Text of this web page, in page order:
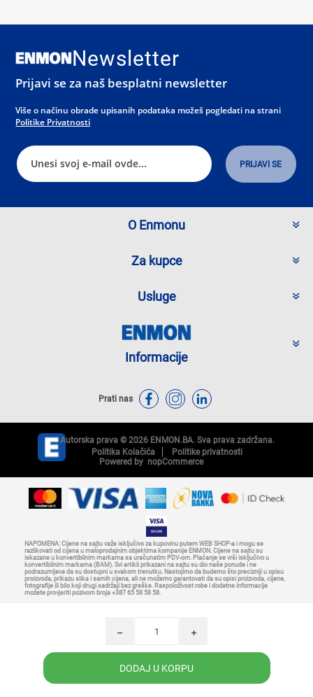
i
h
Newsletter
Prijavi se za naš besplatni newsletter
Više o načinu obrade upisanih podataka možeš pogledati na strani
Politike Privatnosti
O Enmonu
Za kupce
Usluge
Informacije
Prati nas
Autorska prava © 2026 ENMON.BA. Sva prava zadržana.
Politika Kolačića
Politike privatnosti
Powered by nopCommerce
NAPOMENA: Cijene na sajtu važe isključivo za kupovinu putem WEB SHOP-a i mogu se
razlikovati od cijena u maloprodajnim objektima kompanije ENMON. Cijene na sajtu su
iskazane u konvertibilnim markama sa uračunatim PDV-om. Plaćanje se vrši isključivo u
konvertibilnim markama (BAM). Svi artikli prikazani na sajtu su dio naše ponude i ne
podrazumijeva da su dostupni u svakom trenutku. Nastojimo da budemo što precizniji u opisu
proizvoda, prikazu slika i samih cijena, ali ne možemo garantovati da su opisi proizvoda, cijene,
fotografije ili bilo koji drugi sadržaji bez greške. Raspoloživost robe i dodatne informacije
možete provjeriti pozivom broja +387 65 58 58 58.